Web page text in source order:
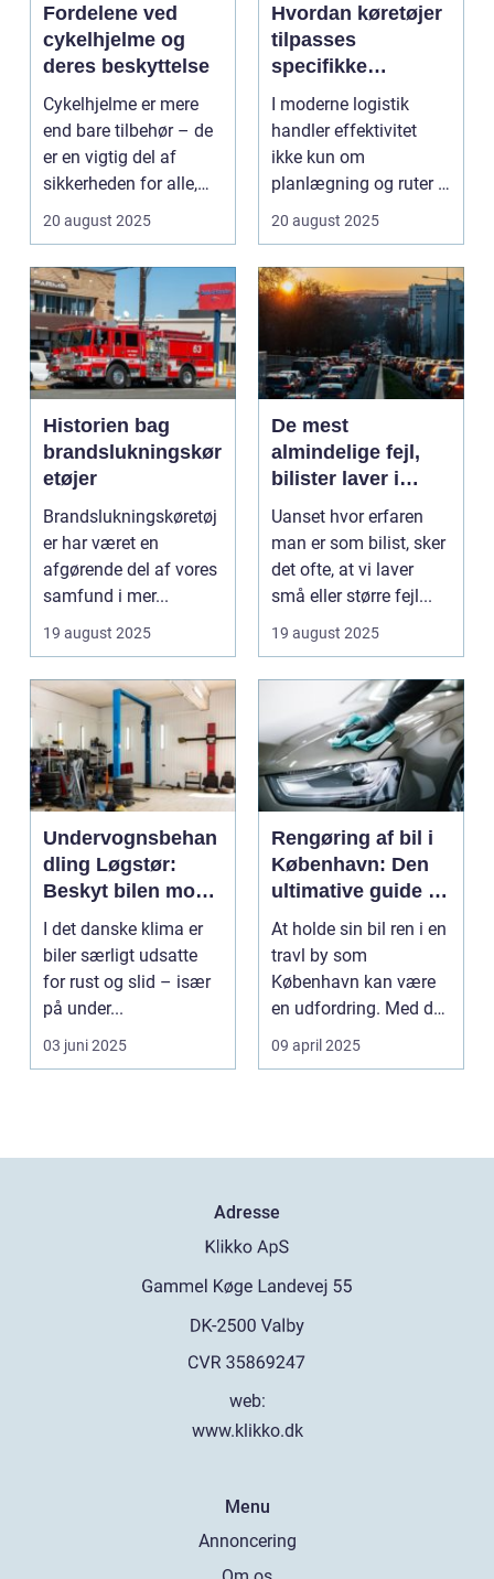
Fordelene ved
cykelhjelme og
deres beskyttelse
Cykelhjelme er mere
end bare tilbehør – de
er en vigtig del af
sikkerheden for alle,
de...
20 august 2025
Hvordan køretøjer
tilpasses
specifikke
logistiske opgaver
I moderne logistik
handler effektivitet
ikke kun om
planlægning og ruter –
det handler i...
20 august 2025
Historien bag
brandslukningskør
etøjer
Brandslukningskøretøj
er har været en
afgørende del af vores
samfund i mer...
19 august 2025
De mest
almindelige fejl,
bilister laver i
trafikken
Uanset hvor erfaren
man er som bilist, sker
det ofte, at vi laver
små eller større fejl...
19 august 2025
Undervognsbehan
dling Løgstør:
Beskyt bilen mod
rust og slid
I det danske klima er
biler særligt udsatte
for rust og slid – især
på under...
03 juni 2025
Rengøring af bil i
København: Den
ultimative guide til
en skinnende ren
At holde sin bil ren i en
travl by som
København kan være
en udfordring. Med de
mange g...
09 april 2025
Adresse
web:
www.klikko.dk
Menu
Annoncering